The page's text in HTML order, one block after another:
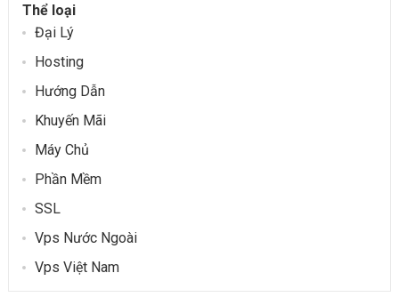
Thể loại
Đại Lý
Hosting
Hướng Dẫn
Khuyến Mãi
Máy Chủ
Phần Mềm
SSL
Vps Nước Ngoài
Vps Việt Nam